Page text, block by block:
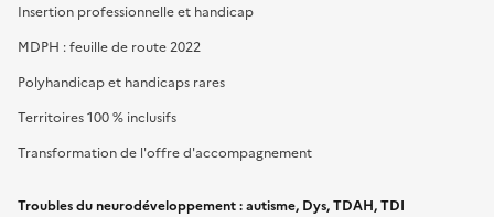
Insertion professionnelle et handicap
MDPH : feuille de route 2022
Polyhandicap et handicaps rares
Territoires 100 % inclusifs
Transformation de l'offre d'accompagnement
Troubles du neurodéveloppement : autisme, Dys, TDAH, TDI